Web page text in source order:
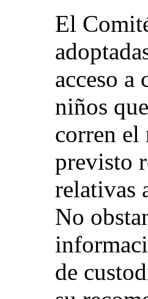
El
acceso a
niños
corren el
previsto
relativas
No
de